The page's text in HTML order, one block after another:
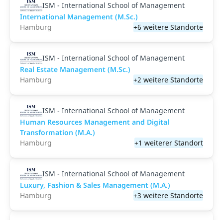
ISM - International School of Management
International Management (M.Sc.)
Hamburg
+6 weitere Standorte
ISM - International School of Management
Real Estate Management (M.Sc.)
Hamburg
+2 weitere Standorte
ISM - International School of Management
Human Resources Management and Digital
Transformation (M.A.)
Hamburg
+1 weiterer Standort
ISM - International School of Management
Luxury, Fashion & Sales Management (M.A.)
Hamburg
+3 weitere Standorte